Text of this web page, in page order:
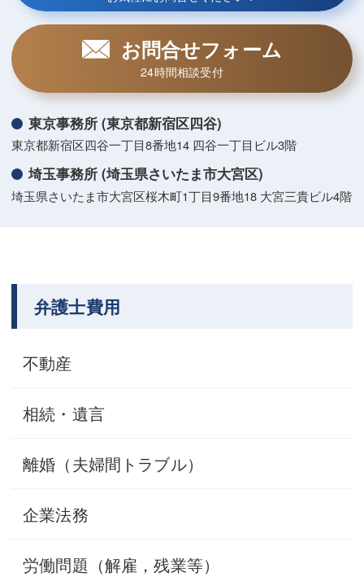
お問合せフォーム
24時間相談受付
東京事務所 (東京都新宿区四谷)
東京都新宿区四谷一丁目8番地14 四谷一丁目ビル3階
埼玉事務所 (埼玉県さいたま市大宮区)
埼玉県さいたま市大宮区桜木町1丁目9番地18 大宮三貴ビル4階
弁護士費用
不動産
相続・遺言
離婚（夫婦間トラブル）
企業法務
労働問題（解雇，残業等）